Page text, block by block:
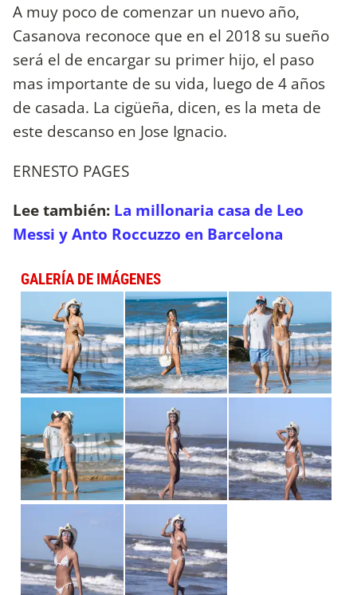
A muy poco de comenzar un nuevo año,
Casanova reconoce que en el 2018 su sueño
será el de encargar su primer hijo, el paso
mas importante de su vida, luego de 4 años
de casada. La cigüeña, dicen, es la meta de
este descanso en Jose Ignacio.
ERNESTO PAGES
Lee también: La millonaria casa de Leo
Messi y Anto Roccuzzo en Barcelona
GALERÍA DE IMÁGENES